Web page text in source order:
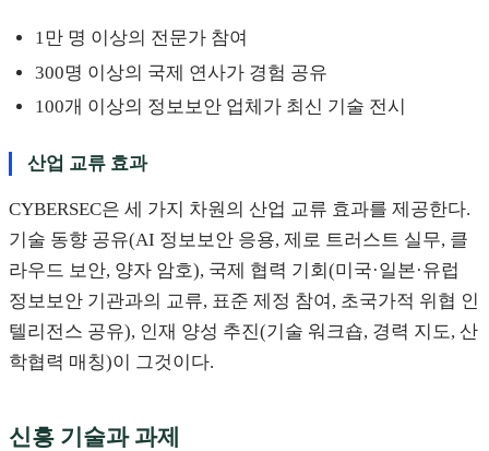
1만 명 이상의 전문가 참여
300명 이상의 국제 연사가 경험 공유
100개 이상의 정보보안 업체가 최신 기술 전시
산업 교류 효과
CYBERSEC은 세 가지 차원의 산업 교류 효과를 제공한다.
기술 동향 공유(AI 정보보안 응용, 제로 트러스트 실무, 클
라우드 보안, 양자 암호), 국제 협력 기회(미국·일본·유럽
정보보안 기관과의 교류, 표준 제정 참여, 초국가적 위협 인
텔리전스 공유), 인재 양성 추진(기술 워크숍, 경력 지도, 산
학협력 매칭)이 그것이다.
신흥 기술과 과제